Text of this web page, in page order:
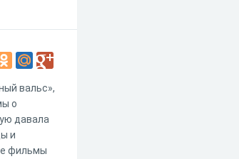
вальс»,
о
давала
и
фильмы